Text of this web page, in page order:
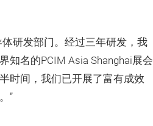
研发部门。经过三年研发，我
知名的PCIM Asia Shanghai展会
时间，我们已开展了富有成效
”